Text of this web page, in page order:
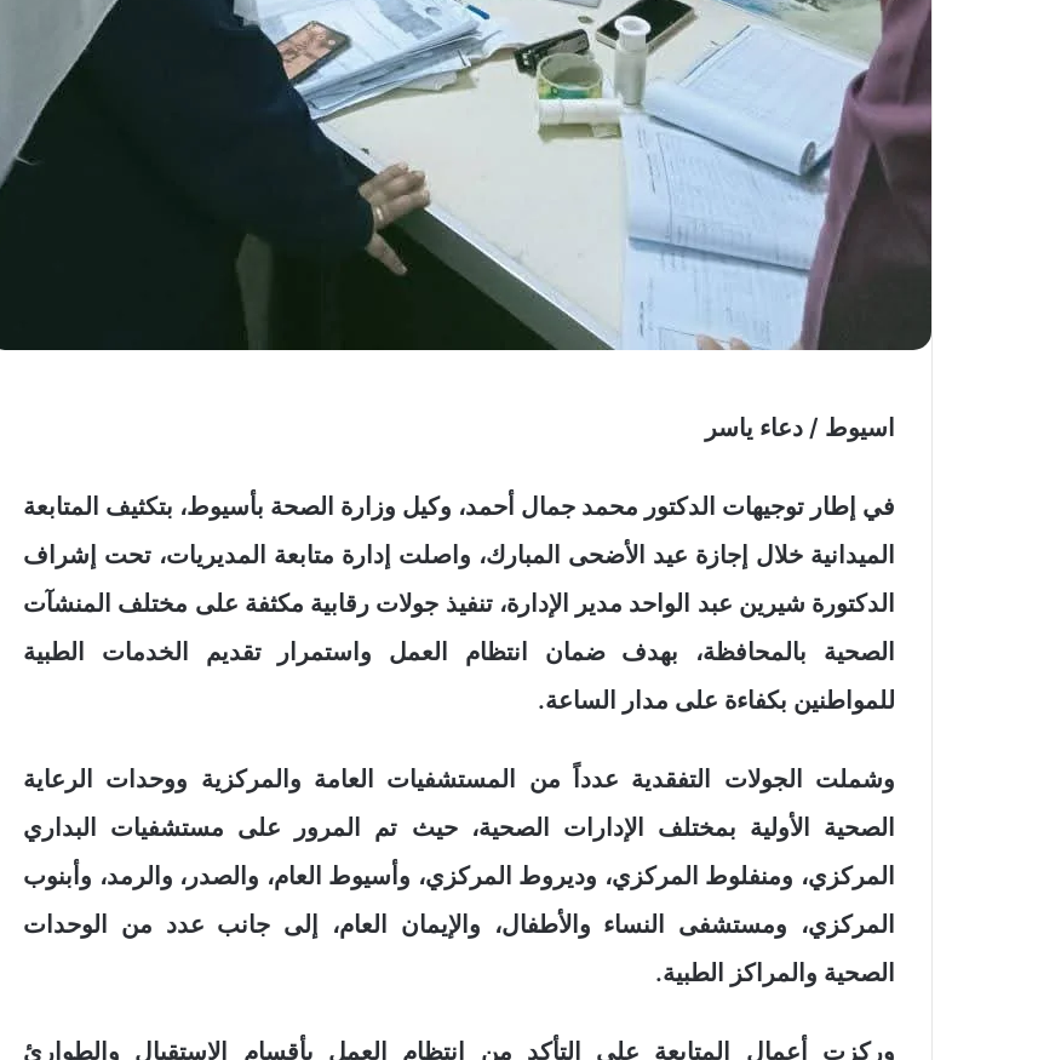
اسيوط / دعاء ياسر
في إطار توجيهات الدكتور محمد جمال أحمد، وكيل وزارة الصحة بأسيوط، بتكثيف المتابعة
الميدانية خلال إجازة عيد الأضحى المبارك، واصلت إدارة متابعة المديريات، تحت إشراف
الدكتورة شيرين عبد الواحد مدير الإدارة، تنفيذ جولات رقابية مكثفة على مختلف المنشآت
الصحية بالمحافظة، بهدف ضمان انتظام العمل واستمرار تقديم الخدمات الطبية
للمواطنين بكفاءة على مدار الساعة.
وشملت الجولات التفقدية عدداً من المستشفيات العامة والمركزية ووحدات الرعاية
الصحية الأولية بمختلف الإدارات الصحية، حيث تم المرور على مستشفيات البداري
المركزي، ومنفلوط المركزي، وديروط المركزي، وأسيوط العام، والصدر، والرمد، وأبنوب
المركزي، ومستشفى النساء والأطفال، والإيمان العام، إلى جانب عدد من الوحدات
الصحية والمراكز الطبية.
وركزت أعمال المتابعة على التأكد من انتظام العمل بأقسام الاستقبال والطوارئ